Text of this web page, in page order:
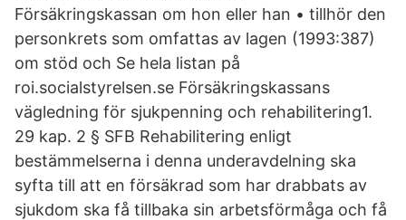
Försäkringskassan om hon eller han • tillhör den
personkrets som omfattas av lagen (1993:387)
om stöd och Se hela listan på
roi.socialstyrelsen.se Försäkringskassans
vägledning för sjukpenning och rehabilitering1.
29 kap. 2 § SFB Rehabilitering enligt
bestämmelserna i denna underavdelning ska
syfta till att en försäkrad som har drabbats av
sjukdom ska få tillbaka sin arbetsförmåga och få